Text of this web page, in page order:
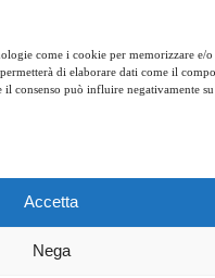
come i cookie per memorizzare e/
di elaborare dati come il
consenso può influire negativamente
Accetta
Nega
Porcini
→